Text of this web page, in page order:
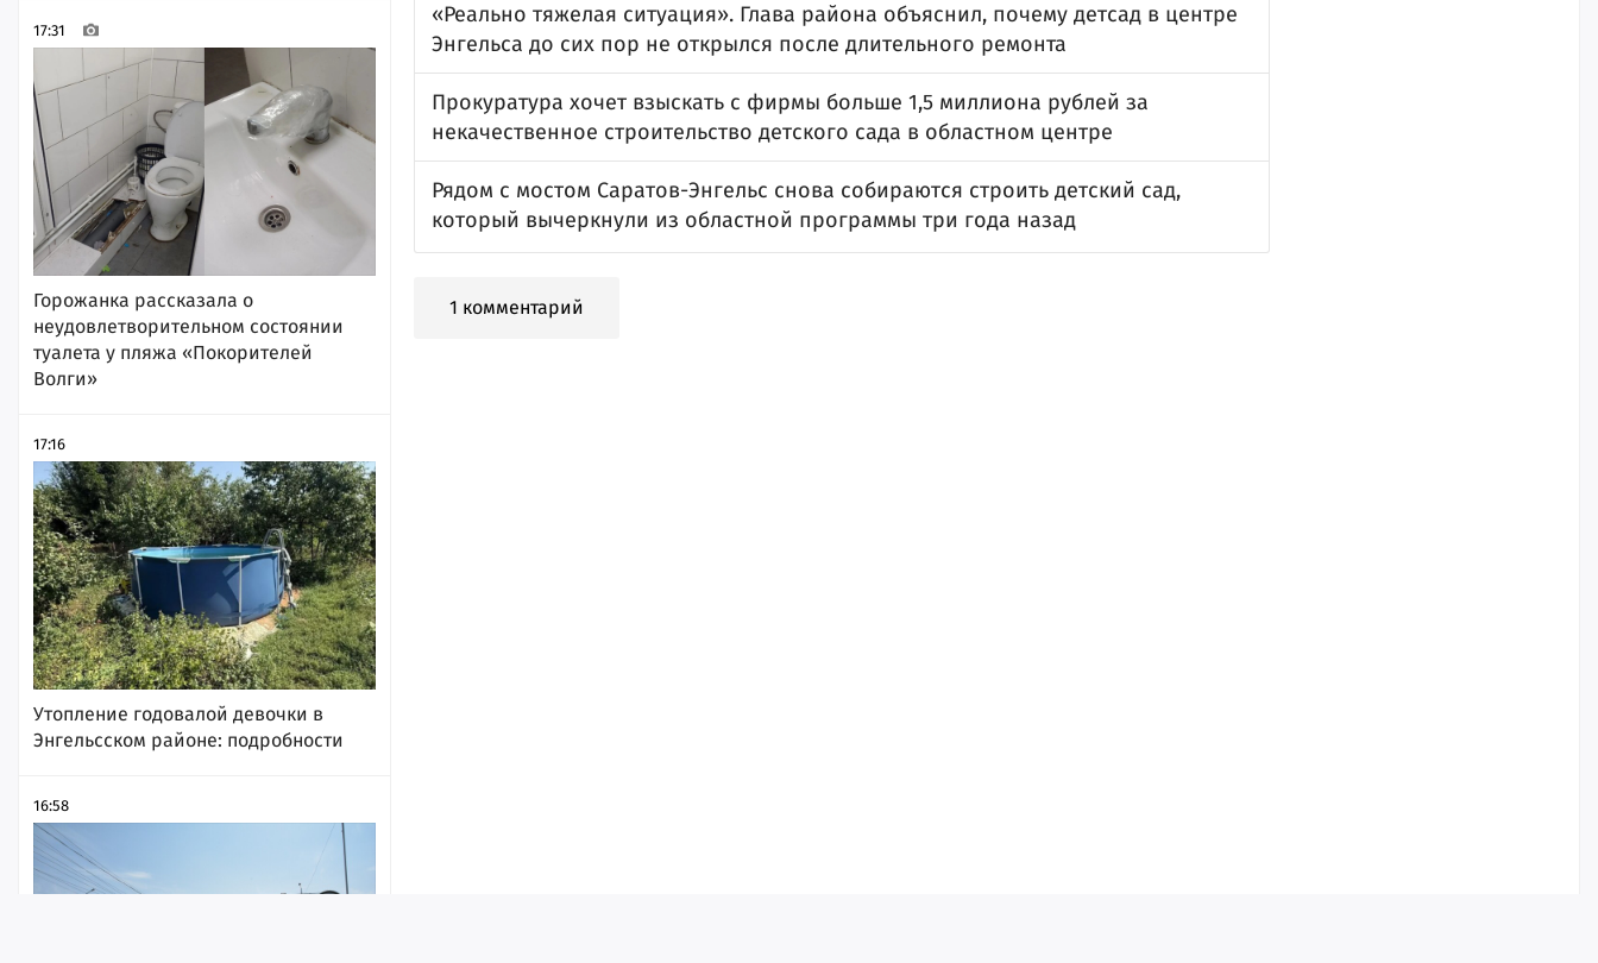
17:31
Горожанка рассказала о
неудовлетворительном состоянии
туалета у пляжа «Покорителей
Волги»
17:16
Утопление годовалой девочки в
Энгельсском районе: подробности
16:58
«Реально тяжелая ситуация». Глава района объяснил, почему детсад в центре
Энгельса до сих пор не открылся после длительного ремонта
Прокуратура хочет взыскать с фирмы больше 1,5 миллиона рублей за
некачественное строительство детского сада в областном центре
Рядом с мостом Саратов-Энгельс снова собираются строить детский сад,
который вычеркнули из областной программы три года назад
1 комментарий